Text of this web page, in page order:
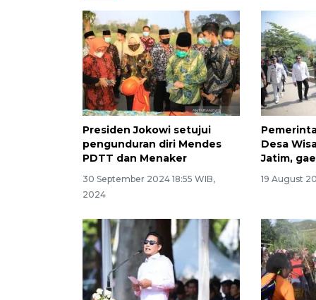
Presiden Jokowi setujui
pengunduran diri Mendes
PDTT dan Menaker
30 September 2024 18:55 WIB,
2024
Desa
Jatim,
19 August